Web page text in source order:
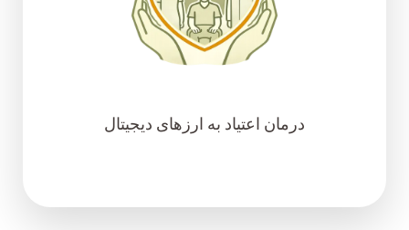
درمان اعتیاد به ارزهای دیجیتال